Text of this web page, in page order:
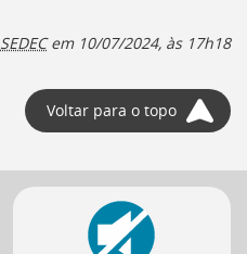
SEDECem 10/07/2024, às 17h18
Voltar para o topo